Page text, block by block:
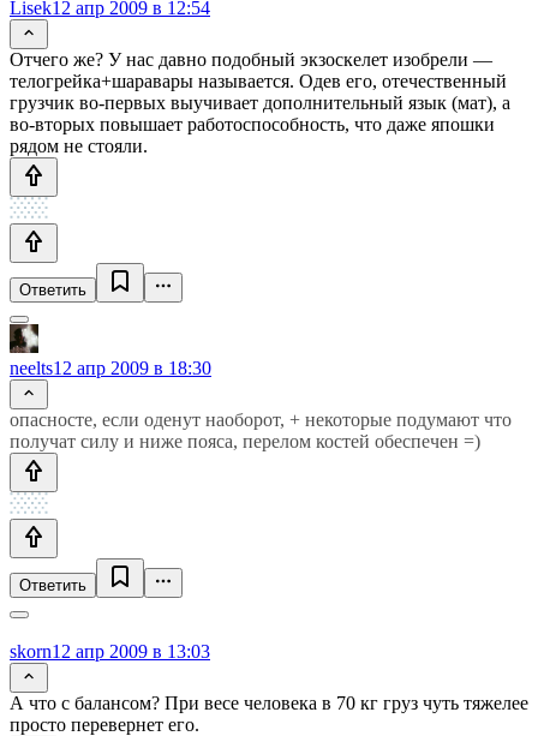
Lisek12 апр 2009 в 12:54
Отчего же? У нас давно подобный экзоскелет изобрели —
телогрейка+шаравары называется. Одев его, отечественный
грузчик во-первых выучивает дополнительный язык (мат), а
во-вторых повышает работоспособность, что даже япошки
рядом не стояли.
Ответить
neelts12 апр 2009 в 18:30
опасносте, если оденут наоборот, + некоторые подумают что
получат силу и ниже пояса, перелом костей обеспечен =)
Ответить
skorn12 апр 2009 в 13:03
А что с балансом? При весе человека в 70 кг груз чуть тяжелее
просто перевернет его.